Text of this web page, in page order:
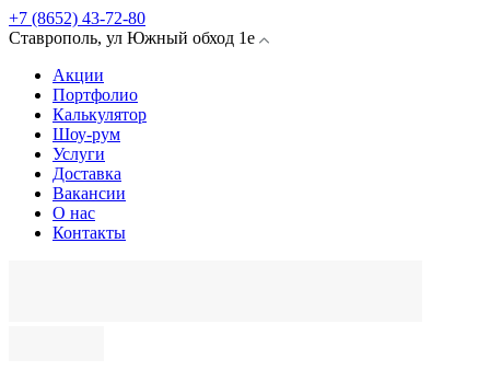
+7 (8652) 43-72-80
Ставрополь, ул Южный обход 1е
Акции
Портфолио
Калькулятор
Шоу-рум
Услуги
Доставка
Вакансии
О нас
Контакты